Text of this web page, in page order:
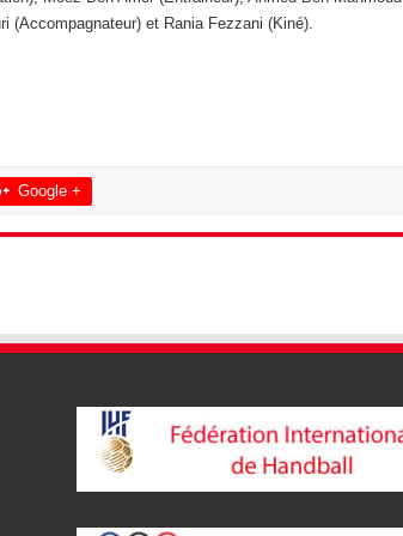
(Accompagnateur) et Rania Fezzani (Kiné).
Google +